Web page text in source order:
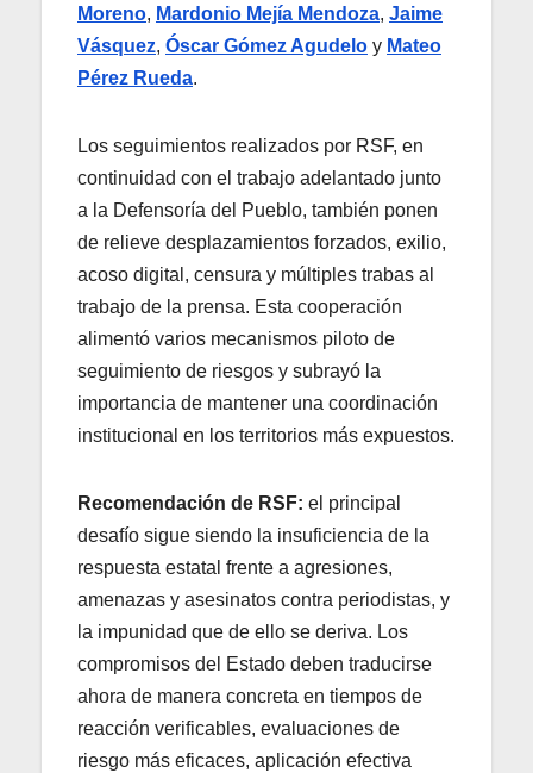
Moreno, Mardonio Mejía Mendoza, Jaime
Vásquez, Óscar Gómez Agudelo y Mateo
Pérez Rueda.
Los seguimientos realizados por RSF, en
continuidad con el trabajo adelantado junto
a la Defensoría del Pueblo, también ponen
de relieve desplazamientos forzados, exilio,
acoso digital, censura y múltiples trabas al
trabajo de la prensa. Esta cooperación
alimentó varios mecanismos piloto de
seguimiento de riesgos y subrayó la
importancia de mantener una coordinación
institucional en los territorios más expuestos.
Recomendación de RSF: el principal
desafío sigue siendo la insuficiencia de la
respuesta estatal frente a agresiones,
amenazas y asesinatos contra periodistas, y
la impunidad que de ello se deriva. Los
compromisos del Estado deben traducirse
ahora de manera concreta en tiempos de
reacción verificables, evaluaciones de
riesgo más eficaces, aplicación efectiva